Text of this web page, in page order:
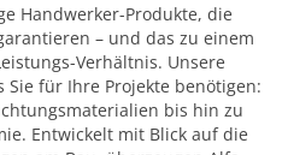
Handwerker-Produkte, die
– und das zu einem
Verhältnis. Unsere
Sie für Ihre Projekte benötigen:
bis hin zu
Entwickelt mit Blick auf die